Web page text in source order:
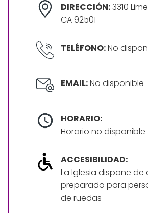
DIRECCIÓN:3310
CA 92501
TELÉFONO:No
EMAIL:No disponible
HORARIO:
Horario no disponible
ACCESIBILIDAD:
La Iglesia dispone de
preparado para
de ruedas